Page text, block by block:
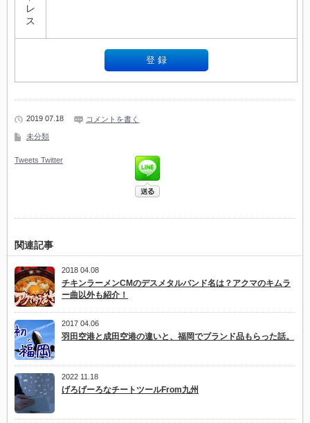
レ
ス
2019 07.18 コメントを書く
未分類
Tweets Twitter
関連記事
2018 04.08
チキンラーメンCMのデスメタルバンド名は？アクマのキムラ
ー曲以外も紹介！
2017 04.06
羽田空港と成田空港の違いと、福岡でブランド品もらった話。
2022 11.18
げろげーろなチートツールFrom九州